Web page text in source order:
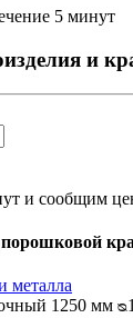
5 минут
и
и сообщим
металла
1250 мм